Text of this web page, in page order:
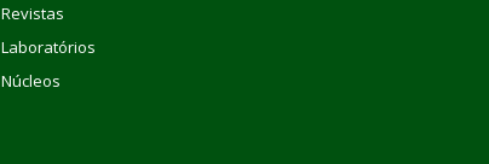
Revistas
Laboratórios
Núcleos